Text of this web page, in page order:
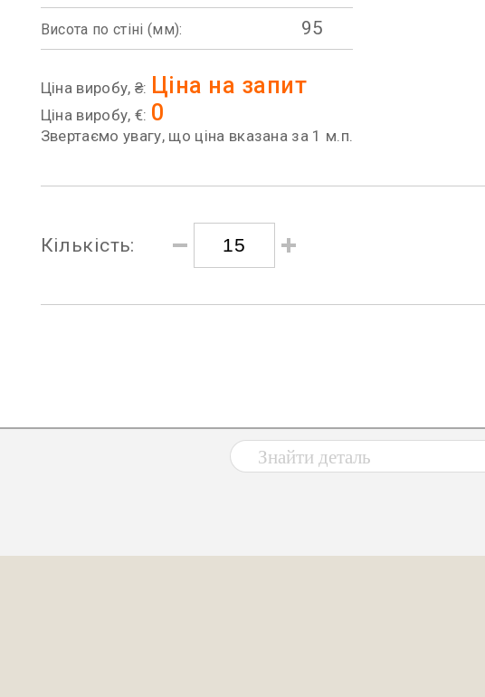
Висота по стіні (мм): 95
Ціна виробу, ₴: Ціна на запит
Ціна виробу, €: 0
Звертаємо увагу, що ціна вказана за 1 м.п.
Кількість: